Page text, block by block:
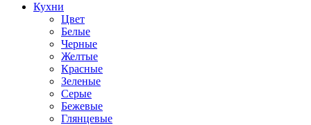
Кухни
Цвет
Белые
Черные
Желтые
Красные
Зеленые
Серые
Бежевые
Глянцевые